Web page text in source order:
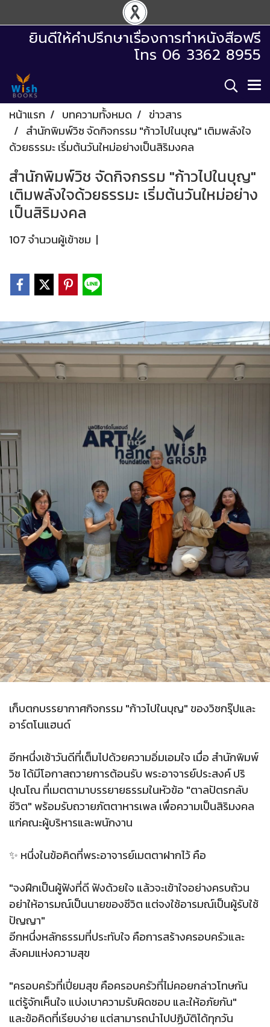
ยินดีให้คำปรึกษาเรื่องการทำหนังสือฟรี
โทร 06 3362 8955
หน้าแรก บทความทั้งหมด
ข่าวสาร
สำนักพิมพ์วิช จัดกิจกรรม "ก้าวไปในบุญ" เติมพลังใจ
ด้วยธรรมะ เริ่มต้นวันใหม่อย่างเป็นสิริมงคล
สำนักพิมพ์วิช จัดกิจกรรม "ก้าวไปในบุญ"
เติมพลังใจด้วยธรรมะ เริ่มต้นวันใหม่อย่าง
เป็นสิริมงคล
107 จำนวนผู้เข้าชม |
เก็บตกบรรยากาศกิจกรรม "ก้าวไปในบุญ" ของวิชกรุ๊ปและ
อาร์ตโนแฮนด์
อีกหนึ่งเช้าวันดีที่เต็มไปด้วยความอิ่มเอมใจ เมื่อ สำนักพิมพ์
วิช ได้มีโอกาสถวายการต้อนรับ พระอาจารย์ประสงค์ ปริ
ปุณโณ ที่เมตตามาบรรยายธรรมในหัวข้อ "ตาลปัตรกลับ
ชีวิต" พร้อมรับถวายภัตตาหารเพล เพื่อความเป็นสิริมงคล
แก่คณะผู้บริหารและพนักงาน
✨ หนึ่งในข้อคิดที่พระอาจารย์เมตตาฝากไว้ คือ
"จงฝึกเป็นผู้ฟังที่ดี ฟังด้วยใจ แล้วจะเข้าใจอย่างครบถ้วน
อย่าให้อารมณ์เป็นนายของชีวิต แต่จงใช้อารมณ์เป็นผู้รับใช้
ปัญญา"
อีกหนึ่งหลักธรรมที่ประทับใจ คือการสร้างครอบครัวและ
สังคมแห่งความสุข
"ครอบครัวที่เปี่ยมสุข คือครอบครัวที่ไม่คอยกล่าวโทษกัน
แต่รู้จักเห็นใจ แบ่งเบาความรับผิดชอบ และให้อภัยกัน"
และข้อคิดที่เรียบง่าย แต่สามารถนำไปปฏิบัติได้ทุกวัน